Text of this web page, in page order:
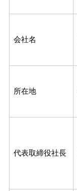
会社名
所在地
代表取締役社長